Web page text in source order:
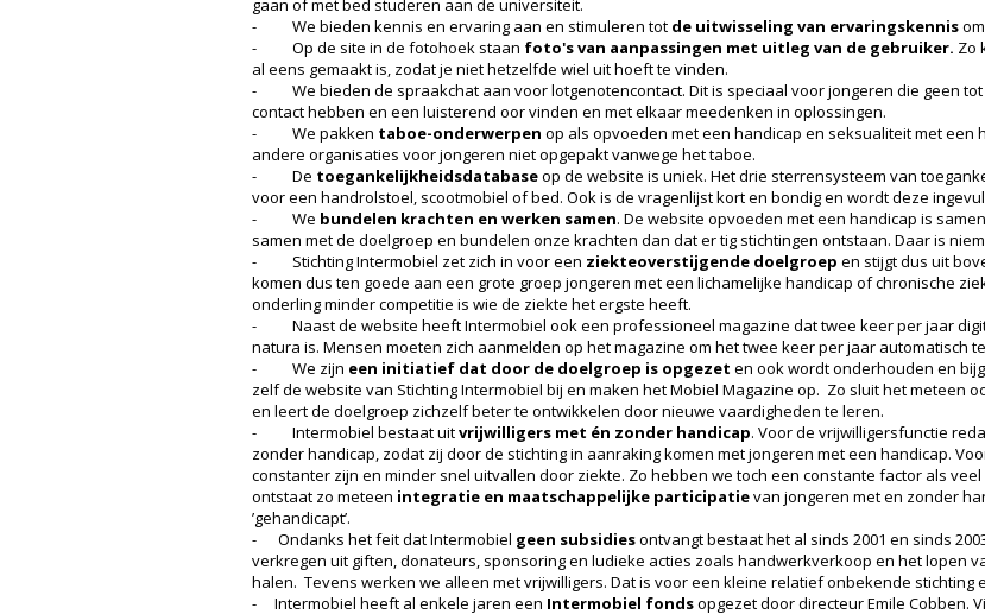
gaan of met bed studeren aan de universiteit.
- We bieden kennis en ervaring aan en stimuleren tot de uitwisseling van ervaringskennis
- Op de site in de fotohoek staan foto's van aanpassingen met uitleg van de gebruiker. Zo
al eens gemaakt is, zodat je niet hetzelfde wiel uit hoeft te vinden.
- We bieden de spraakchat aan voor lotgenotencontact. Dit is speciaal voor jongeren die geen
contact hebben en een luisterend oor vinden en met elkaar meedenken in oplossingen.
- We pakken taboe-onderwerpen op als opvoeden met een handicap en seksualiteit met
andere organisaties voor jongeren niet opgepakt vanwege het taboe.
- De toegankelijkheidsdatabaseop de website is uniek. Het drie sterrensysteem van
voor een handrolstoel, scootmobiel of bed. Ook is de vragenlijst kort en bondig en wordt deze
- We bundelen krachten en werken samen. De website opvoeden met een handicap is
samen met de doelgroep en bundelen onze krachten dan dat er tig stichtingen ontstaan. Daar is
- Stichting Intermobiel zet zich in voor een ziekteoverstijgende doelgroep en stijgt dus uit
komen dus ten goede aan een grote groep jongeren met een lichamelijke handicap of chronische
onderling minder competitie is wie de ziekte het ergste heeft.
- Naast de website heeft Intermobiel ook een professioneel magazine dat twee keer per jaar
natura is. Mensen moeten zich aanmelden op het magazine om het twee keer per jaar automatisch
- We zijn een initiatief dat door de doelgroep is opgezet en ook wordt onderhouden en
zelf de website van Stichting Intermobiel bij en maken het Mobiel Magazine op. Zo sluit het meteen
en leert de doelgroep zichzelf beter te ontwikkelen door nieuwe vaardigheden te leren.
- Intermobiel bestaat uitvrijwilligers met én zonder handicap. Voor de vrijwilligersfunctie
zonder handicap, zodat zij door de stichting in aanraking komen met jongeren met een handicap.
constanter zijn en minder snel uitvallen door ziekte. Zo hebben we toch een constante factor als
ontstaat zo meteen integratie en maatschappelijke participatievan jongeren met en zonder
’gehandicapt’.
- Ondanks het feit dat Intermobiel geen subsidiesontvangt bestaat het al sinds 2001 en sinds
verkregen uit giften, donateurs, sponsoring en ludieke acties zoals handwerkverkoop en het lopen
halen. Tevens werken we alleen met vrijwilligers. Dat is voor een kleine relatief onbekende stichting
- Intermobiel heeft al enkele jaren een Intermobiel fondsopgezet door directeur Emile Cobben.